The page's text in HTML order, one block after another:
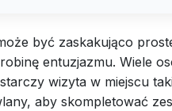
być zaskakująco
entuzjazmu. Wiele
wizyta w miejscu
aby skompletować